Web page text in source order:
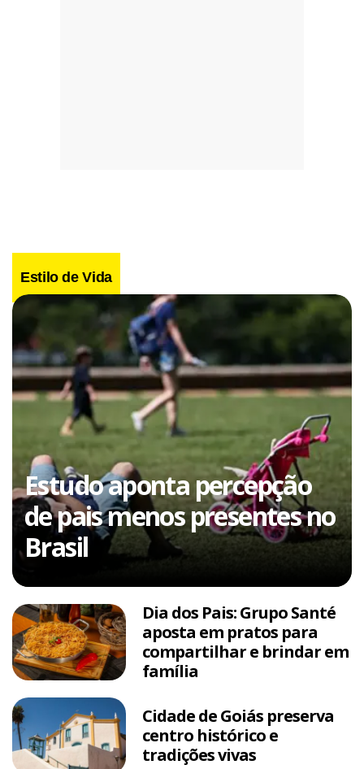
Estilo de Vida
Estudo aponta percepção
de pais menos presentes no
Brasil
Dia dos Pais: Grupo Santé
aposta em pratos para
compartilhar e brindar em
família
Cidade de Goiás preserva
centro histórico e
tradições vivas